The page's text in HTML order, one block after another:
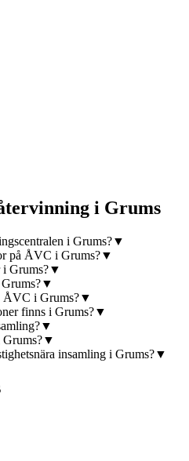
i Grums
i Grums?▼
på ÅVC i Grums?▼
i Grums?▼
▼
ÅVC i Grums?▼
finns i Grums?▼
▼
▼
insamling i Grums?▼